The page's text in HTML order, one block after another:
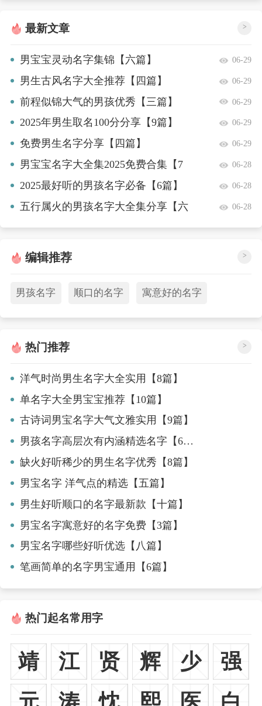
最新文章 >
男宝宝灵动名字集锦【六篇】 06-29
男生古风名字大全推荐【四篇】 06-29
前程似锦大气的男孩优秀【三篇】 06-29
2025年男生取名100分分享【9篇】 06-29
免费男生名字分享【四篇】 06-29
男宝宝名字大全集2025免费合集【7
篇】
06-28
2025最好听的男孩名字必备【6篇】 06-28
五行属火的男孩名字大全集分享【六
篇】
06-28
编辑推荐 >
男孩名字 顺口的名字 寓意好的名字
热门推荐 >
洋气时尚男生名字大全实用【8篇】
单名字大全男宝宝推荐【10篇】
古诗词男宝名字大气文雅实用【9篇】
男孩名字高层次有内涵精选名字【6篇】
缺火好听稀少的男生名字优秀【8篇】
男宝名字 洋气点的精选【五篇】
男生好听顺口的名字最新款【十篇】
男宝名字寓意好的名字免费【3篇】
男宝名字哪些好听优选【八篇】
笔画简单的名字男宝通用【6篇】
热门起名常用字
靖 江 贤 辉 少
强